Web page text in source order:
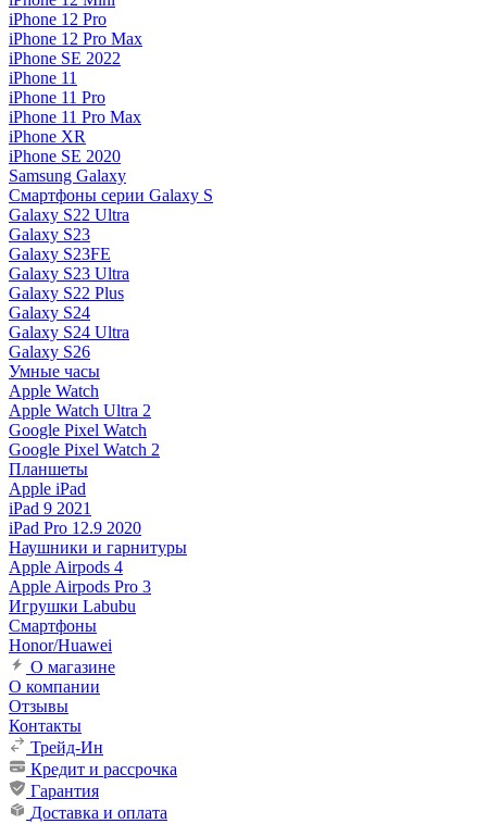
iPhone 12 Pro
iPhone 12 Pro Max
iPhone SE 2022
iPhone 11
iPhone 11 Pro
iPhone 11 Pro Max
iPhone XR
iPhone SE 2020
Samsung Galaxy
Смартфоны серии Galaxy S
Galaxy S22 Ultra
Galaxy S23
Galaxy S23FE
Galaxy S23 Ultra
Galaxy S22 Plus
Galaxy S24
Galaxy S24 Ultra
Galaxy S26
Умные часы
Apple Watch
Apple Watch Ultra 2
Google Pixel Watch
Google Pixel Watch 2
Планшеты
Apple iPad
iPad 9 2021
iPad Pro 12.9 2020
Наушники и гарнитуры
Apple Airpods 4
Apple Airpods Pro 3
Игрушки Labubu
Смартфоны
Honor/Huawei
О магазине
О компании
Отзывы
Контакты
Трейд-Ин
Кредит и рассрочка
Гарантия
Доставка и оплата